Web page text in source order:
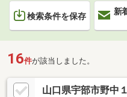
検索条件を保存
新
16件が該当しました。
山口県宇部市野中